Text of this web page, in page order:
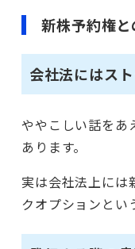
新株予約権
会社法にはス
ややこしい話をあ
あります。
実は会社法上には
クオプションとい